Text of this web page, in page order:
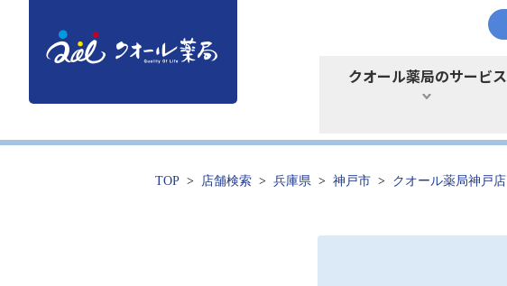
クオール薬局のサービス
ひらく
TOP 店舗検索 兵庫県 神戸市 クオール薬局神戸店